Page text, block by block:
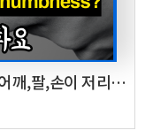
깨,팔,손이 저리고
of upper limb